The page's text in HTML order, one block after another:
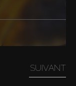
SUIVANT